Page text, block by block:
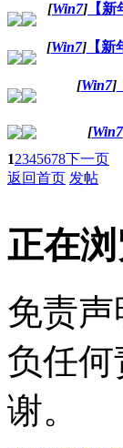
[Win7] 【
[Win7]【新
[Win7]
[Win7
12345678下一页
返回首页 发帖
正在
免责
负任
谢。